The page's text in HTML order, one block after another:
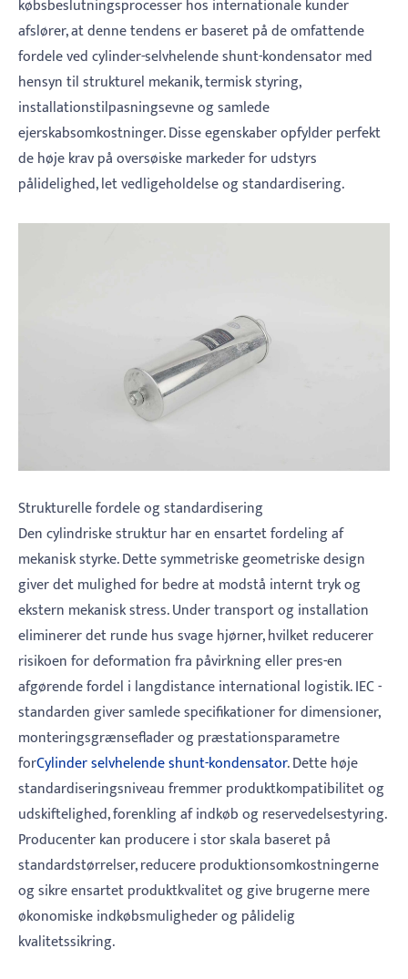
købsbeslutningsprocesser hos internationale kunder
afslører, at denne tendens er baseret på de omfattende
fordele ved cylinder-selvhelende shunt-kondensator med
hensyn til strukturel mekanik, termisk styring,
installationstilpasningsevne og samlede
ejerskabsomkostninger. Disse egenskaber opfylder perfekt
de høje krav på oversøiske markeder for udstyrs
pålidelighed, let vedligeholdelse og standardisering.
Strukturelle fordele og standardisering
Den cylindriske struktur har en ensartet fordeling af
mekanisk styrke. Dette symmetriske geometriske design
giver det mulighed for bedre at modstå internt tryk og
ekstern mekanisk stress. Under transport og installation
eliminerer det runde hus svage hjørner, hvilket reducerer
risikoen for deformation fra påvirkning eller pres-en
afgørende fordel i langdistance international logistik. IEC -
standarden giver samlede specifikationer for dimensioner,
monteringsgrænseflader og præstationsparametre
forCylinder selvhelende shunt-kondensator. Dette høje
standardiseringsniveau fremmer produktkompatibilitet og
udskiftelighed, forenkling af indkøb og reservedelsestyring.
Producenter kan producere i stor skala baseret på
standardstørrelser, reducere produktionsomkostningerne
og sikre ensartet produktkvalitet og give brugerne mere
økonomiske indkøbsmuligheder og pålidelig
kvalitetssikring.